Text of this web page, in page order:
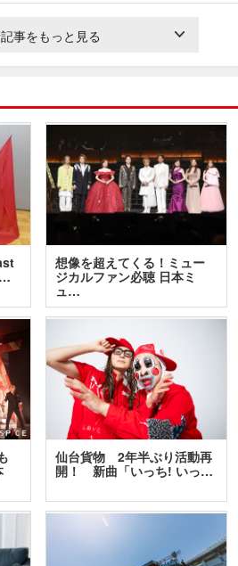
事をもっと見る
想像を超えてくる！ミュー
ジカルファン必聴 日本ミ
ュ…
仙台貨物 2年半ぶり活動再
開！ 新曲「いっち! いっ…